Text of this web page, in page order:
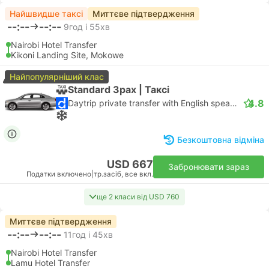
Найшвидше таксі Миттєве підтвердження
--:-- --:-- 9год і 55хв
Nairobi Hotel Transfer
Kikoni Landing Site, Mokowe
Найпопулярніший клас
Standard 3pax | Таксі
Daytrip private transfer with English speaking driver 4.8
Безкоштовна відміна
USD 667
Податки включено тр.засіб, все вкл.
Забронювати зараз
ще 2 класи від USD 760
Миттєве підтвердження
--:-- --:-- 11год і 45хв
Nairobi Hotel Transfer
Lamu Hotel Transfer